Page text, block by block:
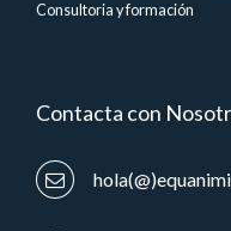
Consultoria y formación
Contacta con